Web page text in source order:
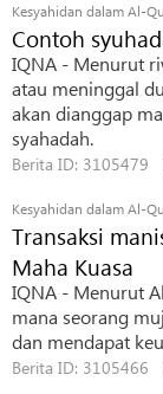
Kesyahidan dalam Al-
Contoh
IQNA - Menurut
atau meninggal
akan dianggap
syahadah.
Berita ID: 3105479
Kesyahidan dalam Al-
Transaksi
Maha Kuasa
IQNA - Menurut
mana seorang
dan mendapat
Berita ID: 3105466